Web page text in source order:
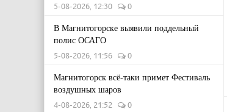
5-08-2026, 12:30 0
В Магнитогорске выявили поддельный
полис ОСАГО
5-08-2026, 11:56 0
Магнитогорск всё-таки примет Фестиваль
воздушных шаров
4-08-2026, 21:52 0